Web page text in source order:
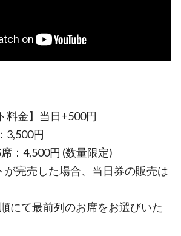
料金】当日+500円
3,500円
：4,500円 (数量限定)
完売した場合、当日券の販売は
にて最前列のお席をお選びいた